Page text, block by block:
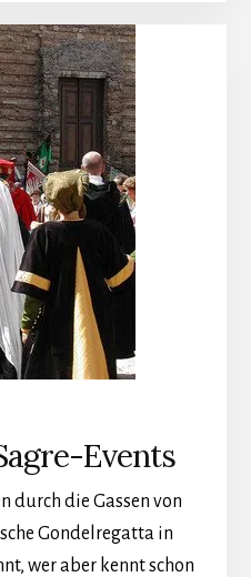
Events
durch die Gassen von
Gondelregatta in
wer aber kennt schon